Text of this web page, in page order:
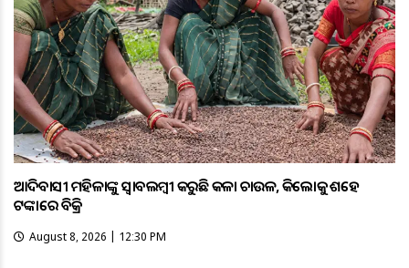
ଆଦିବାସୀ ମହିଳାଙ୍କୁ ସ୍ଵାବଲମ୍ଵୀ କରୁଛି କଳା ଚାଉଳ, କିଲୋକୁ ଶହେ
ଟଙ୍କାରେ ବିକ୍ରି
August 8, 2026 | 12:30 PM